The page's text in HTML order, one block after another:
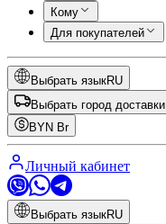
Кому
Для покупателей
Выбрать языкRU
Выбрать город доставки
BYN Br
Личный кабинет
Выбрать языкRU